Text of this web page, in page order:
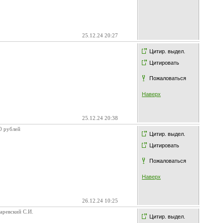
25.12.24 20:27
Цитир. выдел.
Цитировать
Пожаловаться
Наверх
25.12.24 20:38
Цитир. выдел.
Цитировать
Пожаловаться
Наверх
рублей
26.12.24 10:25
Цитир. выдел.
С.И.